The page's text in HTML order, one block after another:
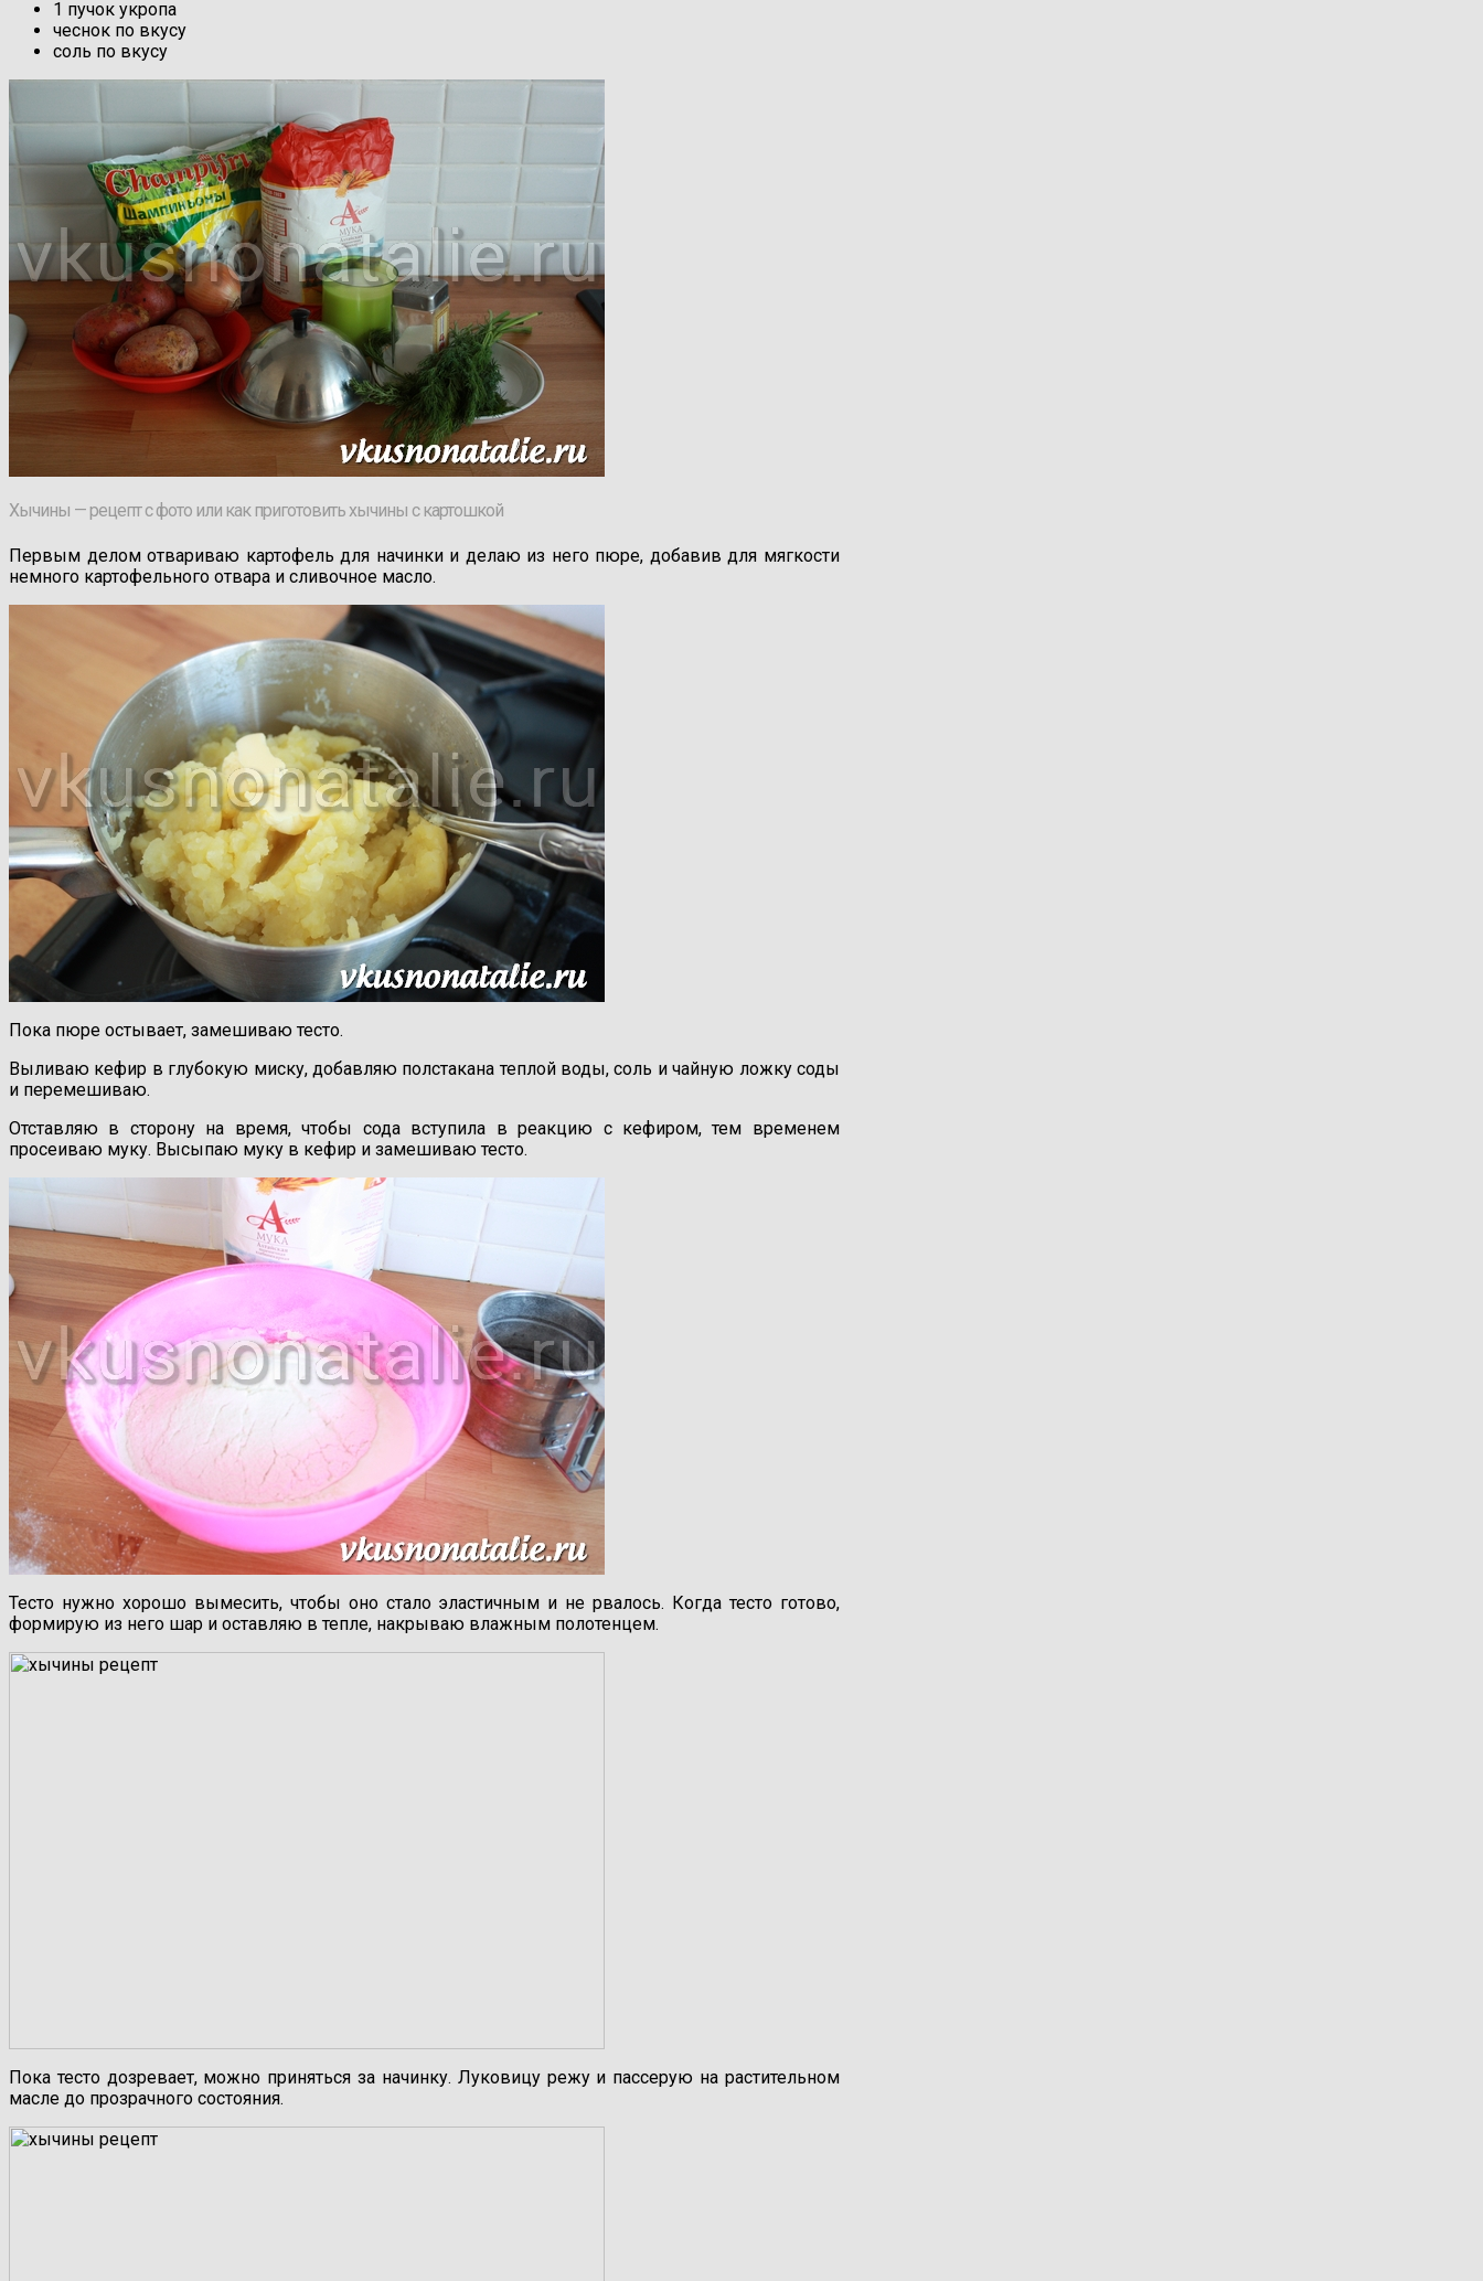
1 пучок укропа
чеснок по вкусу
соль по вкусу
Хычины — рецепт с фото или как приготовить хычины с картошкой
Первым делом отвариваю картофель для начинки и делаю из него пюре, добавив для мягкости
немного картофельного отвара и сливочное масло.
Пока пюре остывает, замешиваю тесто.
Выливаю кефир в глубокую миску, добавляю полстакана теплой воды, соль и чайную ложку соды
и перемешиваю.
Отставляю в сторону на время, чтобы сода вступила в реакцию с кефиром, тем временем
просеиваю муку. Высыпаю муку в кефир и замешиваю тесто.
Тесто нужно хорошо вымесить, чтобы оно стало эластичным и не рвалось. Когда тесто готово,
формирую из него шар и оставляю в тепле, накрываю влажным полотенцем.
Пока тесто дозревает, можно приняться за начинку. Луковицу режу и пассерую на растительном
масле до прозрачного состояния.